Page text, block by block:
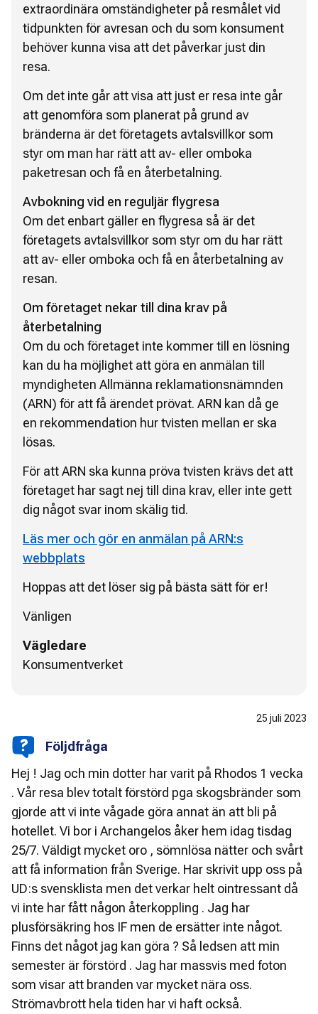
extraordinära omständigheter på resmålet vid
tidpunkten för avresan och du som konsument
behöver kunna visa att det påverkar just din
resa.
Om det inte går att visa att just er resa inte går
att genomföra som planerat på grund av
bränderna är det företagets avtalsvillkor som
styr om man har rätt att av- eller omboka
paketresan och få en återbetalning.
Avbokning vid en reguljär flygresa
Om det enbart gäller en flygresa så är det
företagets avtalsvillkor som styr om du har rätt
att av- eller omboka och få en återbetalning av
resan.
Om företaget nekar till dina krav på
återbetalning
Om du och företaget inte kommer till en lösning
kan du ha möjlighet att göra en anmälan till
myndigheten Allmänna reklamationsnämnden
(ARN) för att få ärendet prövat. ARN kan då ge
en rekommendation hur tvisten mellan er ska
lösas.
För att ARN ska kunna pröva tvisten krävs det att
företaget har sagt nej till dina krav, eller inte gett
dig något svar inom skälig tid.
Läs mer och gör en anmälan på ARN:s
webbplats
Hoppas att det löser sig på bästa sätt för er!
Vänligen
Vägledare
Konsumentverket
Följdfråga
25 juli 2023
Hej ! Jag och min dotter har varit på Rhodos 1 vecka
. Vår resa blev totalt förstörd pga skogsbränder som
gjorde att vi inte vågade göra annat än att bli på
hotellet. Vi bor i Archangelos åker hem idag tisdag
25/7. Väldigt mycket oro , sömnlösa nätter och svårt
att få information från Sverige. Har skrivit upp oss på
UD:s svensklista men det verkar helt ointressant då
vi inte har fått någon återkoppling . Jag har
plusförsäkring hos IF men de ersätter inte något.
Finns det något jag kan göra ? Så ledsen att min
semester är förstörd . Jag har massvis med foton
som visar att branden var mycket nära oss.
Strömavbrott hela tiden har vi haft också.